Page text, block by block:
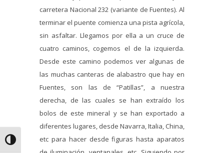
Alternar alto contraste
carretera Nacional 232 (variante de Fuentes). Al
terminar el puente comienza una pista agrícola,
sin asfaltar. Llegamos por ella a un cruce de
cuatro caminos, cogemos el de la izquierda.
Desde este camino podemos ver algunas de
las muchas canteras de alabastro que hay en
Fuentes, son las de “Patillas”, a nuestra
derecha, de las cuales se han extraído los
bolos de este mineral y se han exportado a
diferentes lugares, desde Navarra, Italia, China,
etc para hacer desde figuras hasta aparatos